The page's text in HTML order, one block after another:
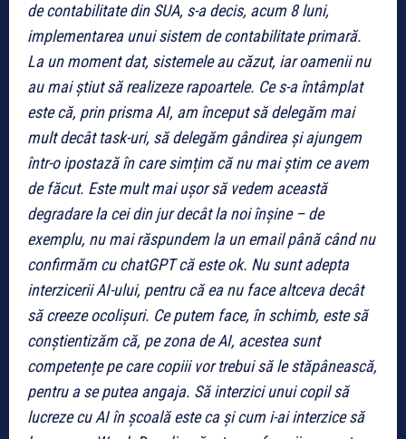
de contabilitate din SUA, s-a decis, acum 8 luni,
implementarea unui sistem de contabilitate primară.
La un moment dat, sistemele au căzut, iar oamenii nu
au mai știut să realizeze rapoartele. Ce s-a întâmplat
este că, prin prisma AI, am început să delegăm mai
mult decât task-uri, să delegăm gândirea și ajungem
într-o ipostază în care simțim că nu mai știm ce avem
de făcut. Este mult mai ușor să vedem această
degradare la cei din jur decât la noi înșine – de
exemplu, nu mai răspundem la un email până când nu
confirmăm cu chatGPT că este ok. Nu sunt adepta
interzicerii AI-ului, pentru că ea nu face altceva decât
să creeze ocolișuri. Ce putem face, în schimb, este să
conștientizăm că, pe zona de AI, acestea sunt
competențe pe care copiii vor trebui să le stăpânească,
pentru a se putea angaja. Să interzici unui copil să
lucreze cu AI în școală este ca și cum i-ai interzice să